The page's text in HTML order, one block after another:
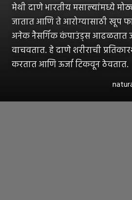
मेथी दाणे भारतीय मसाल्यांमध्ये
जातात आणि ते आरोग्यासाठी खूप
अनेक नैसर्गिक कंपाउंड्स आढळतात
वाचवतात. हे दाणे शरीराची
करतात आणि ऊर्जा टिकवून ठेवतात.